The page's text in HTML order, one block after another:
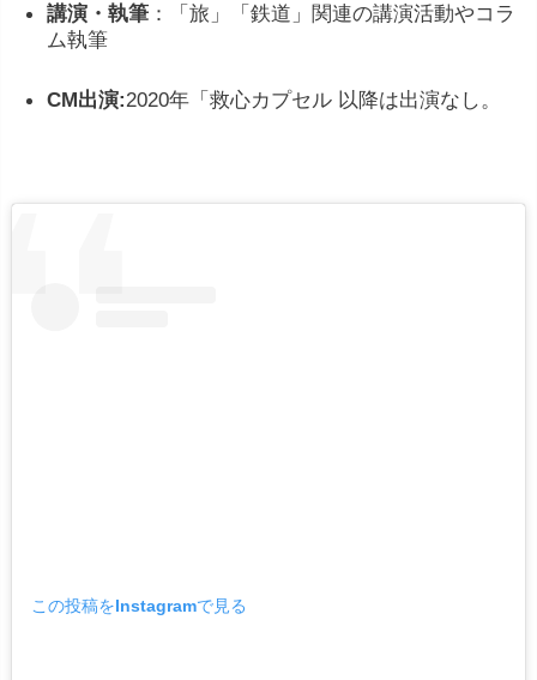
講演・執筆 ：「旅」「鉄道」関連の講演活動やコラ
ム執筆
CM出演:2020年「救心カプセル 以降は出演なし。
この投稿をInstagramで見る